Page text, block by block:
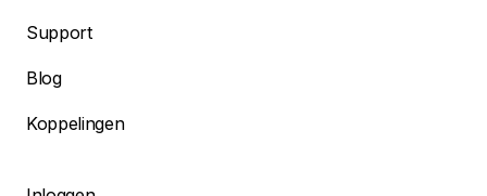
Support
Blog
Koppelingen